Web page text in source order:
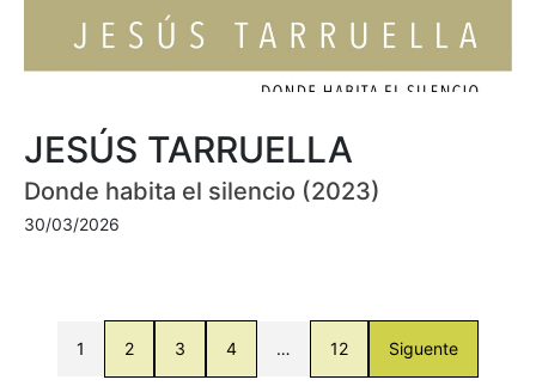
JESÚS TARRUELLA
Donde habita el silencio (2023)
30/03/2026
1 2 3 4 … 12 Siguente